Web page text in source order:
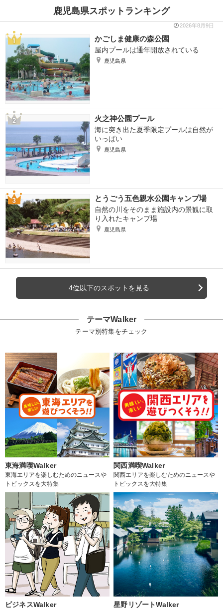
鹿児島県スポットランキング
2026年8月9日
かごしま健康の森公園
屋内プールは通年開放されている
鹿児島県
火之神公園プール
海に突き出た夏季限定プールは自然が
いっぱい
鹿児島県
とうごう五色親水公園キャンプ場
自然の川をそのまま施設内の景観に取
り入れたキャンプ場
鹿児島県
4位以下のスポットを見る
テーマWalker
テーマ別特集をチェック
東海満喫Walker
東海エリアを楽しむためのニュースや
トピックスを大特集
関西満喫Walker
関西エリアを楽しむためのニュースや
トピックスを大特集
ビジネスWalker 星野リゾートWalker